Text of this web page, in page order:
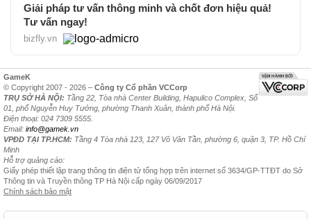
Giải pháp tư vấn thông minh và chốt đơn hiệu quả!
Tư vấn ngay!
bizfly.vn
GameK
© Copyright 2007 - 2026 – Công ty Cổ phần VCCorp
TRỤ SỞ HÀ NỘI: Tầng 22, Tòa nhà Center Building, Hapulico Complex, Số
01, phố Nguyễn Huy Tưởng, phường Thanh Xuân, thành phố Hà Nội.
Điện thoại: 024 7309 5555.
Email: info@gamek.vn
VPĐD TẠI TP.HCM: Tầng 4 Tòa nhà 123, 127 Võ Văn Tần, phường 6, quận 3, TP. Hồ Chí
Minh
Hỗ trợ quảng cáo:
Giấy phép thiết lập trang thông tin điện tử tổng hợp trên internet số 3634/GP-TTĐT do Sở
Thông tin và Truyền thông TP Hà Nội cấp ngày 06/09/2017
Chính sách bảo mật